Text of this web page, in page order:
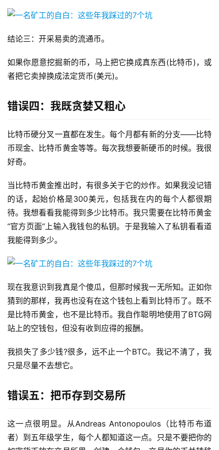
结论三：开采易卖的流通币。
如果你愿意挖掘新的币，马上把它换成真东西(比特币)，或
者把它卖掉换成法定货币(美元)。
错误四：我既贪婪又粗心
比特币硬分叉一直都在发生。每个月都有新的分支——比特
币现金、比特币黄金等等。每次我想要新硬币的时候。我很
好奇。
当比特币黄金推出时，有很多关于它的炒作。如果我没记错
的话，起始价格是300美元，包括我在内的每个人都很期
待。我想看看我能得到多少比特币。我只需要在比特币黄金
“官方页面“上输入我钱包的私钥。于是我输入了私钥看看道
我能得到多少。
现在我意识到我真是个傻瓜，但那时候我一无所知。正如你
猜到的那样，我再也没有在这个钱包上看到比特币了。既不
是比特币黄金，也不是比特币。我自作聪明地使用了BTG网
站上的空钱包，但没有收到应得的报酬。
我损失了多少钱?很多，远不止一个BTC。我记不清了，我
只是尽量不去想它。
错误五：把币存到交易所
这一点很明显。从Andreas Antonopoulos（比特币布道
者）到五年级学生，每个人都知道这一点。只是不要把你的